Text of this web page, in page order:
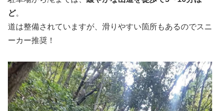
ど。
道は整備されていますが、滑りやすい箇所もあるのでスニ
ーカー推奨！